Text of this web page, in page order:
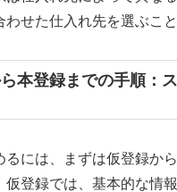
わせた仕入れ先を選ぶこと
本登録までの手順：
るには、まずは仮登録か
仮登録では、基本的な情